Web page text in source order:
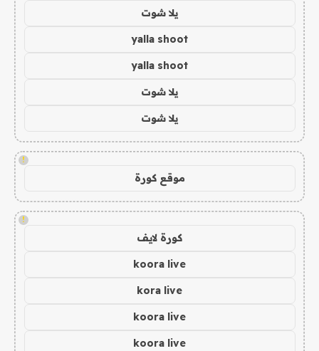
يلا شوت
yalla shoot
yalla shoot
يلا شوت
يلا شوت
!
موقع كورة
!
كورة لايف
koora live
kora live
koora live
koora live